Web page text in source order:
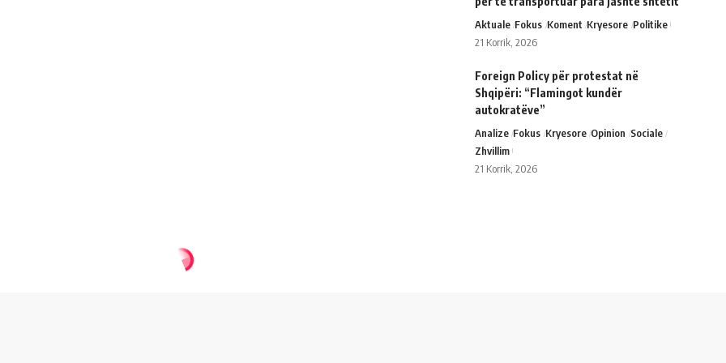
Aktuale Fokus Koment Kryesore Politike
21 Korrik, 2026
Foreign Policy për protestat në
Shqipëri: “Flamingot kundër
autokratëve”
Analize Fokus Kryesore Opinion Sociale
Zhvillim
21 Korrik, 2026